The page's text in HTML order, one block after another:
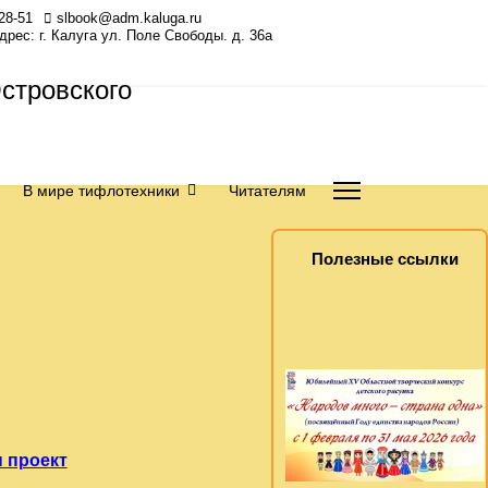
51
slbook@adm.kaluga.ru
г. Калуга ул. Поле Свободы. д. 36а
В мире тифлотехники Читателям
Полезные ссылки